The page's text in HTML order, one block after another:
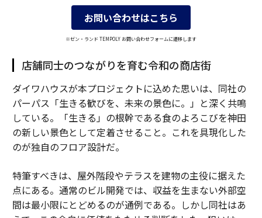
お問い合わせはこちら
※ゼン・ランド TEMPOLY お問い合わせフォームに遷移します
店舗同士のつながりを育む令和の商店街
ダイワハウスが本プロジェクトに込めた思いは、同社の
パーパス「生きる歓びを、未来の景色に。」と深く共鳴
している。「生きる」の根幹である食のよろこびを神田
の新しい景色として定着させること。これを具現化した
のが独自のフロア設計だ。
特筆すべきは、屋外階段やテラスを建物の主役に据えた
点にある。通常のビル開発では、収益を生まない外部空
間は最小限にとどめるのが通例である。しかし同社はあ